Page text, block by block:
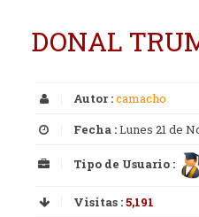
DONAL
Autor :camacho
Fecha :Lunes 21 de
Tipo de Usuario :
Visitas :5,191